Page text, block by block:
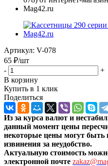
Артикул: V-078
65 ₽/шт
-
+
В корзину
Купить в 1 клик
Поделиться
Из за курса валют и
данный момент цены
некоторые цены могут
извинения за неудобство.
Актуальную стоимость
электронной почте